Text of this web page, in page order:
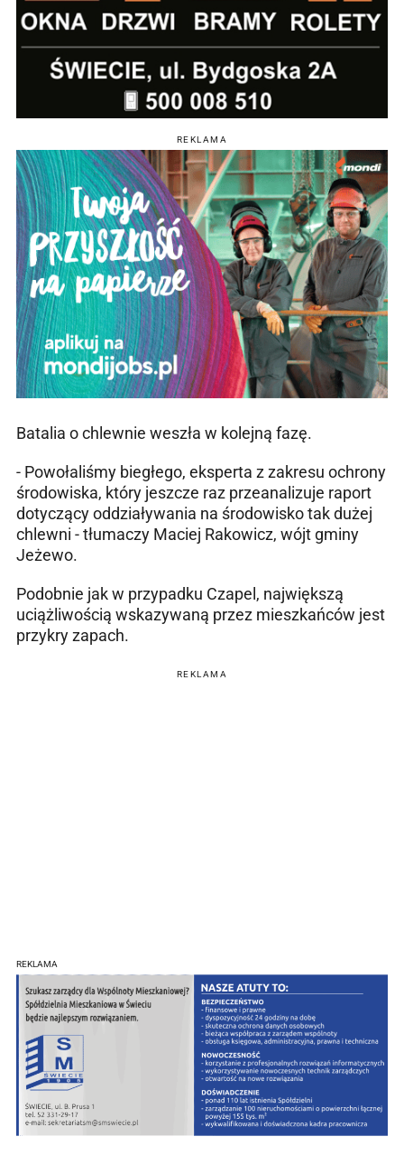
REKLAMA
Batalia o chlewnie weszła w kolejną fazę.
- Powołaliśmy biegłego, eksperta z zakresu ochrony
środowiska, który jeszcze raz przeanalizuje raport
dotyczący oddziaływania na środowisko tak dużej
chlewni - tłumaczy Maciej Rakowicz, wójt gminy
Jeżewo.
Podobnie jak w przypadku Czapel, największą
uciążliwością wskazywaną przez mieszkańców jest
przykry zapach.
REKLAMA
REKLAMA